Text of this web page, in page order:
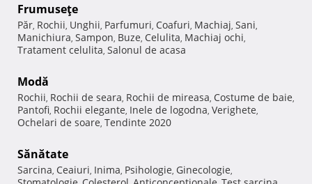
Frumuseţe
Păr, Rochii, Unghii, Parfumuri, Coafuri, Machiaj, Sani,
Manichiura, Sampon, Buze, Celulita, Machiaj ochi,
Tratament celulita, Salonul de acasa
Modă
Rochii, Rochii de seara, Rochii de mireasa, Costume de baie,
Pantofi, Rochii elegante, Inele de logodna, Verighete,
Ochelari de soare, Tendinte 2020
Sănătate
Sarcina, Ceaiuri, Inima, Psihologie, Ginecologie,